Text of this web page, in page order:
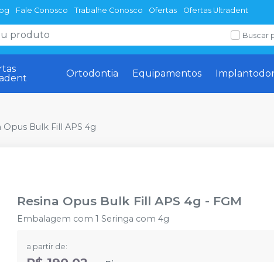
Fale Conosco Trabalhe Conosco Ofertas Ofertas Ultradent
Buscar
Ortodontia Equipamentos
Opus Bulk Fill APS 4g
Resina Opus Bulk Fill APS 4g - FGM
Embalagem com 1 Seringa com 4g
a partir de: